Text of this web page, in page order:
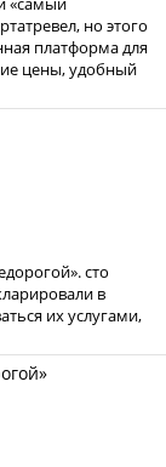
но этого
платформа для
цены, удобный
сто
в
их услугами,